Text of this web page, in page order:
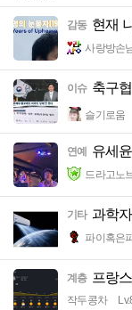
감동 현재
사랑방손
이슈 축구
슬기로움
연예 유세
드라고노
기타 과학
파이혹은
계층 프랑
작두콩차